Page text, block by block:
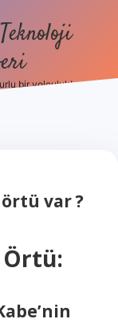
bir yolculuk!
var ?
Örtü: